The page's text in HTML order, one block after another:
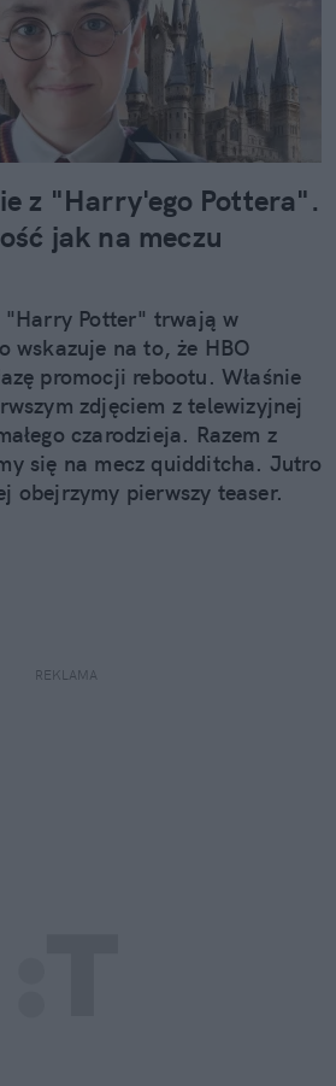
z "Harry'ego Pottera".
jak na meczu
"Harry Potter" trwają w
wskazuje na to, że HBO
promocji rebootu. Właśnie
zdjęciem z telewizyjnej
czarodzieja. Razem z
się na mecz quidditcha. Jutro
obejrzymy pierwszy teaser.
REKLAMA